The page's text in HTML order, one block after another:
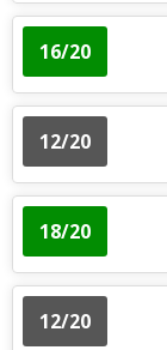
16/20
12/20
18/20
12/20